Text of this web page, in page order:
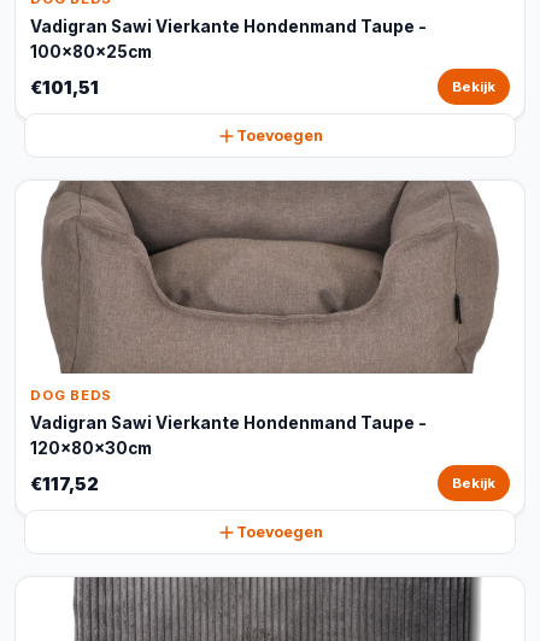
Vadigran Sawi Vierkante Hondenmand Taupe -
100x80x25cm
€101,51 Bekijk
Toevoegen
DOG BEDS
Vadigran Sawi Vierkante Hondenmand Taupe -
120x80x30cm
€117,52 Bekijk
Toevoegen